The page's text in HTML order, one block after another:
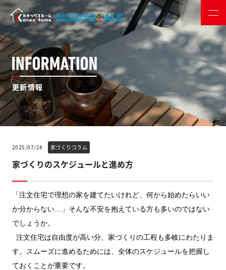
更新情報
2025/07/24 家づくりコラム
家づくりのスケジュールと進め方
「注文住宅で理想の家を建てたいけれど、何から始めたらいい
か分からない…」そんな不安を抱えている方も多いのではない
でしょうか。
注文住宅は自由度が高い分、家づくりの工程も多岐にわたりま
す。
スムーズに進めるためには、全体のスケジュールを把握し
ておくことが重要です。